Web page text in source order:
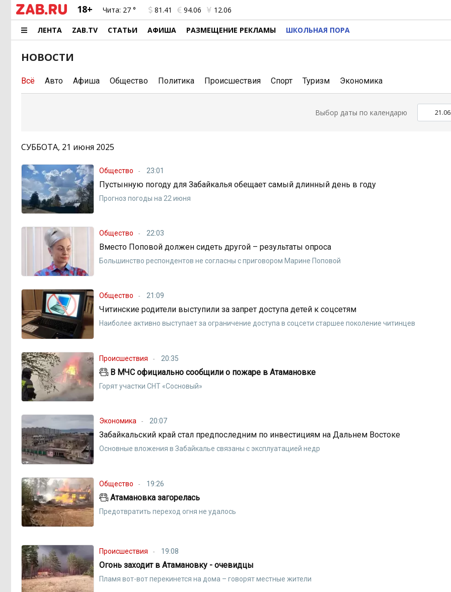
18+ Чита: 27 ° 81.41 94.06 12.06
ЛЕНТА ZAB.TV СТАТЬИ АФИША РАЗМЕЩЕНИЕ РЕКЛАМЫ ШКОЛЬНАЯ ПОРА
НОВОСТИ
Всё Авто Афиша Общество Политика Происшествия Спорт Туризм Экономика
Выбор даты по календарю
СУББОТА, 21 июня 2025
Общество 23:01
Пустынную погоду для Забайкалья обещает самый длинный день в году
Прогноз погоды на 22 июня
Общество 22:03
Вместо Поповой должен сидеть другой – результаты опроса
Большинство респондентов не согласны с приговором Марине Поповой
Общество 21:09
Читинские родители выступили за запрет доступа детей к соцсетям
Наиболее активно выступает за ограничение доступа в соцсети старшее поколение читинцев
Происшествия 20:35
В МЧС официально сообщили о пожаре в Атамановке
Горят участки СНТ «Сосновый»
Экономика 20:07
Забайкальский край стал предпоследним по инвестициям на Дальнем Востоке
Основные вложения в Забайкалье связаны с эксплуатацией недр
Общество 19:26
Атамановка загорелась
Предотвратить переход огня не удалось
Происшествия 19:08
Огонь заходит в Атамановку - очевидцы
Пламя вот-вот перекинется на дома – говорят местные жители